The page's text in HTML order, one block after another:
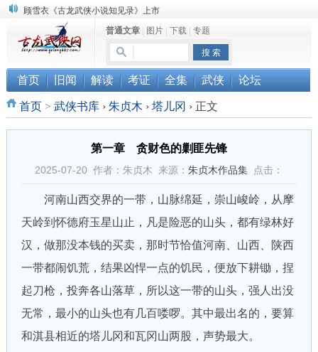
“武侠书库”查缺补漏活动圆满结束
《古龙小说原貌探究》修订版已上市
顾雪衣《古龙武侠小说知见录》上市
普通文章| 图片| 下载| 专题
首页 旧闻 解读 考证 全集 武侠 论坛
首页> 武侠书库 › 朱贞木 › 塔儿冈 ›正文
第一章 贪财色的剿匪先锋
2025-07-20 作者：朱贞木 来源： 朱贞木作品集点击：
河南山西交界的一带，山脉绵延，崇山峻岭，从摩
天岭到怀德府玉星山止，凡是险恶的山头，都有绿林好
汉，做那没本钱的买卖，那时节恰值河南、山西、陕西
一带都闹饥荒，结果凶悍一点的饥民，便放下耕锄，捏
起刀枪，投奔各山落草，所以这一带的山头，强人出没
无常，最小的山头也有几百喽啰。其中最出名的，要算
和淇县相近的塔儿冈和瓦冈山两股，声势最大。